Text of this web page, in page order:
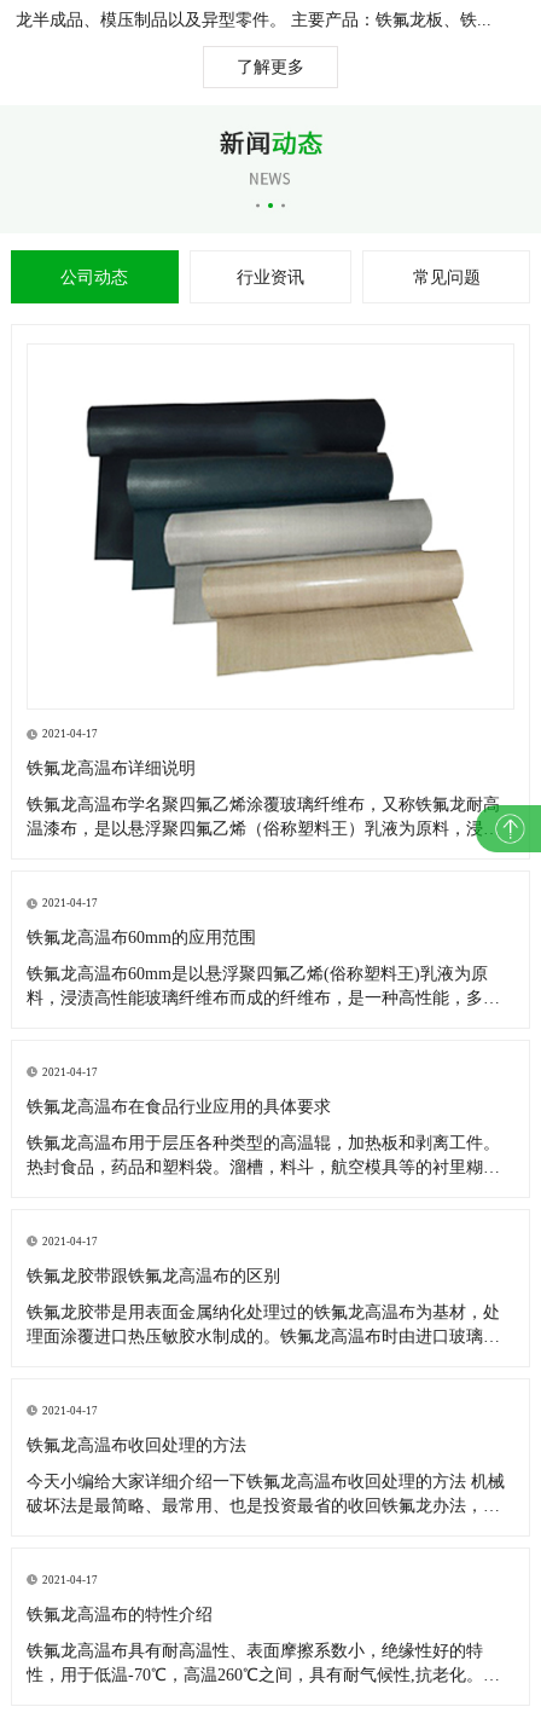
龙半成品、模压制品以及异型零件。 主要产品：铁氟龙板、铁...
了解更多
公司动态 行业资讯 常见问题
2021-04-17
铁氟龙高温布详细说明
铁氟龙高温布学名聚四氟乙烯涂覆玻璃纤维布，又称铁氟龙耐高
温漆布，是以悬浮聚四氟乙烯（俗称塑料王）乳液为原料，浸渍
高性能玻璃纤维布而成。是一种高性能，多用途的复合材料新产
环保、印染、服装、化工、玻璃、医药、电子、绝缘、建筑（棚
顶膜结构基布
2021-04-17
铁氟龙高温布60mm的应用范围
铁氟龙高温布60mm是以悬浮聚四氟乙烯(俗称塑料王)乳液为原
料，浸渍高性能玻璃纤维布而成的纤维布，是一种高性能，多用
不但强度不会变低，而且重量也不减少;在350℃高温
2021-04-17
铁氟龙高温布在食品行业应用的具体要求
铁氟龙高温布用于层压各种类型的高温辊，加热板和剥离工件。
热封食品，药品和塑料袋。溜槽，料斗，航空模具等的衬里糊
附，耐腐蚀和耐高温表面处理。它用于包装，热塑性塑料，复合
材料，密封和热封，电子
2021-04-17
铁氟龙胶带跟铁氟龙高温布的区别
铁氟龙胶带是用表面金属纳化处理过的铁氟龙高温布为基材，处
理面涂覆进口热压敏胶水制成的。铁氟龙高温布时由进口玻璃纤
性能是一样的，知识应用范围有区别而已。 铁氟龙胶带主要应
用： 1、各类高温
2021-04-17
铁氟龙高温布收回处理的方法
今天小编给大家详细介绍一下铁氟龙高温布收回处理的方法 机械
破坏法是最简略、最常用、也是投资最省的收回铁氟龙办法，机
经过机械破坏的办法收回运用。机械破坏的办法比较多。可以辐
照或冷冻之后破坏
2021-04-17
铁氟龙高温布的特性介绍
铁氟龙高温布具有耐高温性、表面摩擦系数小，绝缘性好的特
性，用于低温-70℃，高温260℃之间，具有耐气候性,抗老化。非